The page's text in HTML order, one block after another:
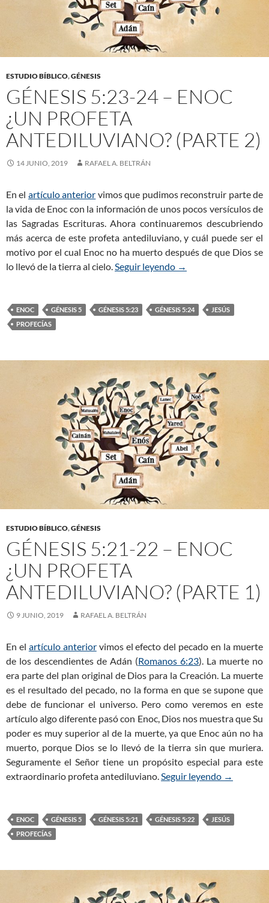
ESTUDIO BÍBLICO,GÉNESIS
GÉNESIS 5:23-24 – ENOC
¿UN PROFETA
ANTEDILUVIANO? (PARTE 2)
14 JUNIO, 2019 RAFAEL A. BELTRÁN
En el artículo anterior vimos que pudimos reconstruir parte de
la vida de Enoc con la información de unos pocos versículos de
las Sagradas Escrituras. Ahora continuaremos descubriendo
más acerca de este profeta antediluviano, y cuál puede ser el
motivo por el cual Enoc no ha muerto después de que Dios se
lo llevó de la tierra al cielo.Seguir leyendo Génesis 5:23-24 –
→
ENOC GÉNESIS 5 GÉNESIS 5:23 GÉNESIS 5:24
JESÚS
PROFECÍAS
ESTUDIO BÍBLICO,GÉNESIS
GÉNESIS 5:21-22 – ENOC
¿UN PROFETA
ANTEDILUVIANO? (PARTE 1)
9 JUNIO, 2019 RAFAEL A. BELTRÁN
En el artículo anteriorvimos el efecto del pecado en la muerte
de los descendientes de Adán (Romanos 6:23). La muerte no
era parte del plan original de Dios para la Creación. La muerte
es el resultado del pecado, no la forma en que se supone que
debe de funcionar el universo. Pero como veremos en este
artículo algo diferente pasó con Enoc, Dios nos muestra que Su
poder es muy superior al de la muerte, ya que Enoc aún no ha
muerto, porque Dios se lo llevó de la tierra sin que muriera.
Seguramente el Señor tiene un propósito especial para este
extraordinario profeta antediluviano.Seguir leyendo Génesis
→
ENOC GÉNESIS 5 GÉNESIS 5:21 GÉNESIS 5:22
JESÚS
PROFECÍAS